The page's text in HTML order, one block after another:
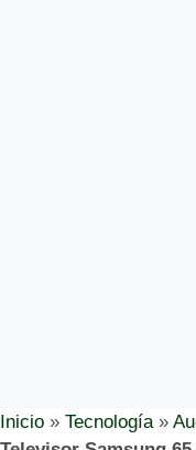
Inicio » Tecnología»